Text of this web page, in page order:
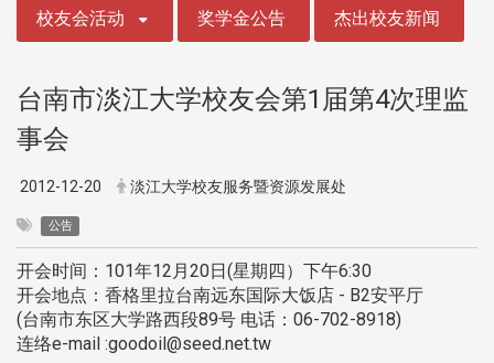
校友会活动 奖学金公告 杰出校友新闻
台南市淡江大学校友会第1届第4次理监
事会
2012-12-20 淡江大学校友服务暨资源发展处
公告
开会时间：101年12月20日(星期四）下午6:30
开会地点：香格里拉台南远东国际大饭店 - B2安平厅
(台南市东区大学路西段89号 电话：06-702-8918)
连络e-mail :goodoil@seed.net.tw